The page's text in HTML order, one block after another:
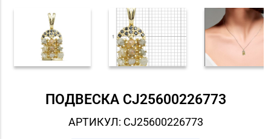
ПОДВЕСКА СJ25600226773
АРТИКУЛ: СJ25600226773